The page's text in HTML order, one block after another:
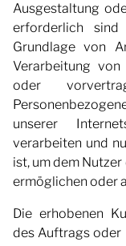
Ausgestaltung
erforderlich sind
Grundlage von
Verarbeitung
oder
unserer
verarbeiten und
ist, um dem
ermöglichen oder
Die erhobenen
des Auftrags oder